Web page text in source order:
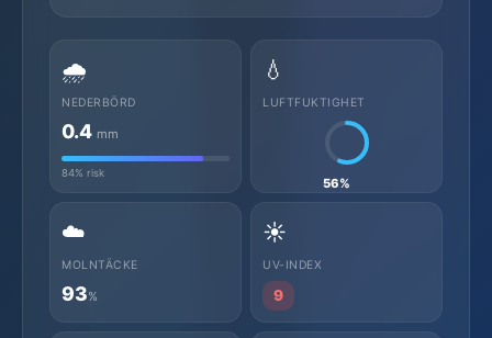
🌧️
NEDERBÖRD
0.4 mm
84% risk
💧
LUFTFUKTIGHET
56%
☁️
MOLNTÄCKE
93%
☀️
UV-INDEX
9